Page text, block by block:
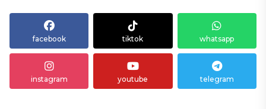
facebook tiktok whatsapp
instagram youtube telegram